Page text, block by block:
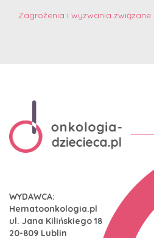
Zagrożenia i wyzwania
WYDAWCA:
Hematoonkologia.pl
ul. Jana Kilińskiego 18
20-809 Lublin